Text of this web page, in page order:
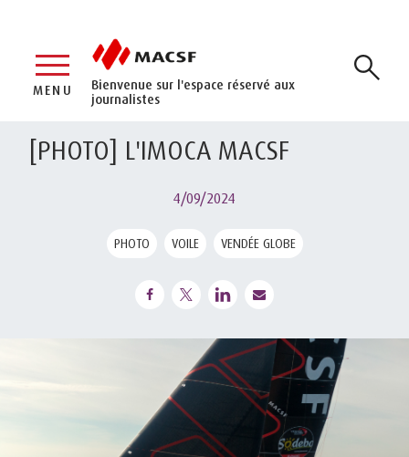
Bienvenue sur l'espace réservé aux
journalistes
MENU
[PHOTO] L'IMOCA MACSF
4/09/2024
PHOTO VOILE VENDÉE GLOBE